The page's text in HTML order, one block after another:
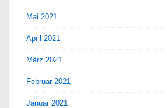
Mai 2021
April 2021
März 2021
Februar 2021
Januar 2021